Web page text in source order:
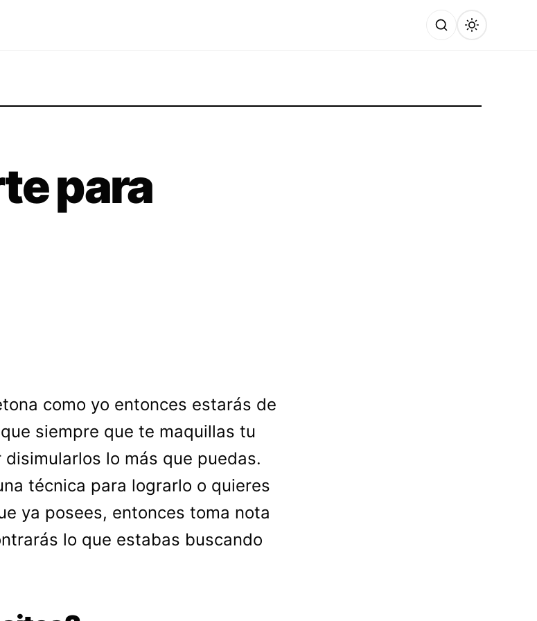
para
como yo entonces estarás de
siempre que te maquillas tu
lo más que puedas.
técnica para lograrlo o quieres
ya posees, entonces toma nota
lo que estabas buscando